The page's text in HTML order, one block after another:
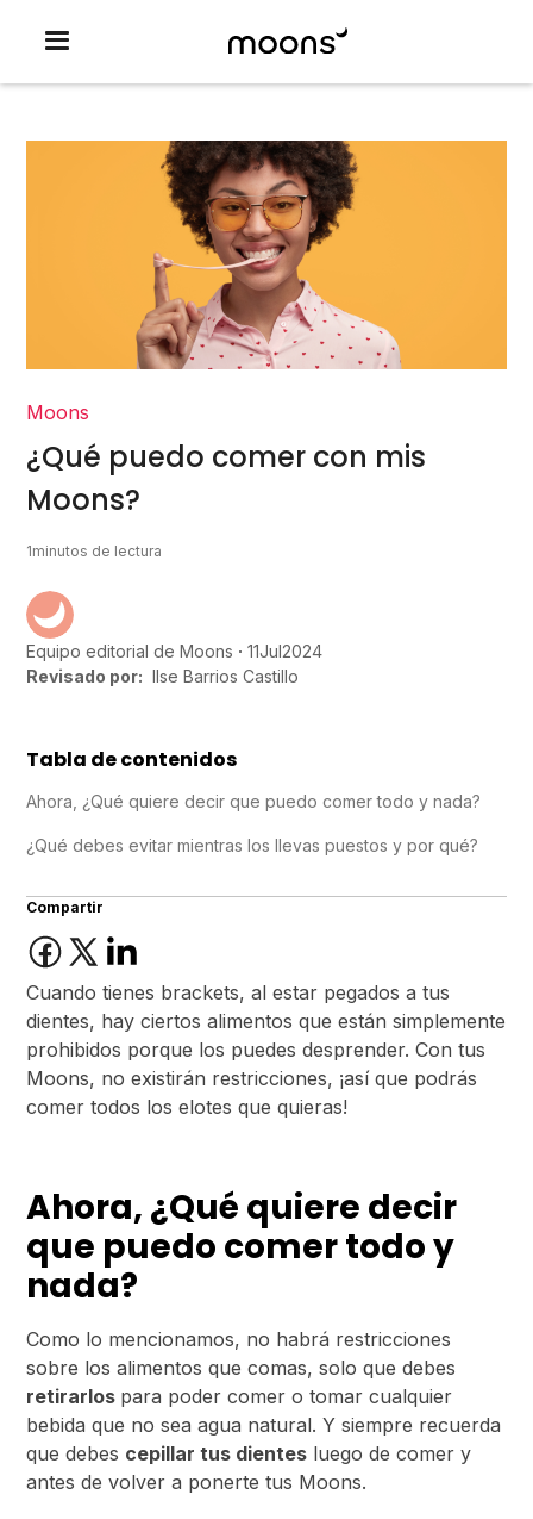
Moons
¿Qué puedo comer con mis
Moons?
1minutos de lectura
Equipo editorial de Moons 11Jul2024
Revisado por: Ilse Barrios Castillo
Tabla de contenidos
Ahora, ¿Qué quiere decir que puedo comer todo y nada?
¿Qué debes evitar mientras los llevas puestos y por qué?
Compartir
Cuando tienes brackets, al estar pegados a tus
dientes, hay ciertos alimentos que están simplemente
prohibidos porque los puedes desprender. Con tus
Moons, no existirán restricciones, ¡así que podrás
comer todos los elotes que quieras!
Ahora, ¿Qué quiere decir
que puedo comer todo y
nada?
Como lo mencionamos, no habrá restricciones
sobre los alimentos que comas, solo que debes
retirarlos para poder comer o tomar cualquier
bebida que no sea agua natural. Y siempre recuerda
que debes cepillar tus dientes luego de comer y
antes de volver a ponerte tus Moons.